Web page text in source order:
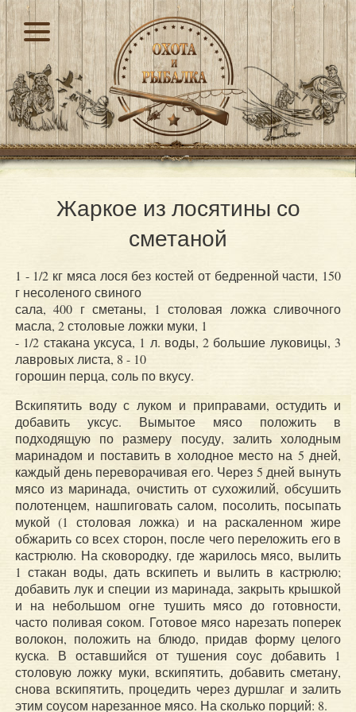
Жаркое из лосятины со
сметаной
1 - 1/2 кг мяса лося без костей от бедренной части, 150
г несоленого свиного
сала, 400 г сметаны, 1 столовая ложка сливочного
масла, 2 столовые ложки муки, 1
- 1/2 стакана уксуса, 1 л. воды, 2 большие луковицы, 3
лавровых листа, 8 - 10
горошин перца, соль по вкусу.
Вскипятить воду с луком и приправами, остудить и
добавить уксус. Вымытое мясо положить в
подходящую по размеру посуду, залить холодным
маринадом и поставить в холодное место на 5 дней,
каждый день переворачивая его. Через 5 дней вынуть
мясо из маринада, очистить от сухожилий, обсушить
полотенцем, нашпиговать салом, посолить, посыпать
мукой (1 столовая ложка) и на раскаленном жире
обжарить со всех сторон, после чего переложить его в
кастрюлю. На сковородку, где жарилось мясо, вылить
1 стакан воды, дать вскипеть и вылить в кастрюлю;
добавить лук и специи из маринада, закрыть крышкой
и на небольшом огне тушить мясо до готовности,
часто поливая соком. Готовое мясо нарезать поперек
волокон, положить на блюдо, придав форму целого
куска. В оставшийся от тушения соус добавить 1
столовую ложку муки, вскипятить, добавить сметану,
снова вскипятить, процедить через дуршлаг и залить
этим соусом нарезанное мясо. На сколько порций: 8.